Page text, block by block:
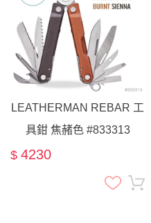
LEATHERMAN REBAR 工
具鉗 焦赭色 #833313
$ 4230